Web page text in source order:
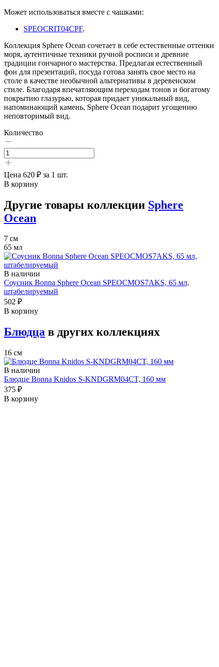
Может использоваться вместе с чашками:
SPEOCRIT04CPF.
Коллекция Sphere Ocean сочетает в себе естественные оттенки
моря, аутентичные техники ручной росписи и древние
традиции гончарного мастерства. Предлагая естественный
фон для презентаций, посуда готова занять свое место на
столе в качестве необычной альтернативы в деревенском
стиле. Благодаря впечатляющим переходам тонов и богатому
покрытию глазурью, которая придает уникальный вид,
напоминающий камень, Sphere Ocean подарит угощению
неповторимый вид.
Количество
Цена 620 ₽ за 1 шт.
В корзину
Другие товары коллекции Sphere
Ocean
7 см
65 мл
В наличии
Соусник Bonna Sphere Ocean SPEOCMOS7AKS, 65 мл,
штабелируемый
502 ₽
В корзину
Блюдца в других коллекциях
16 см
В наличии
Блюдце Bonna Knidos S-KNDGRM04CT, 160 мм
375 ₽
В корзину